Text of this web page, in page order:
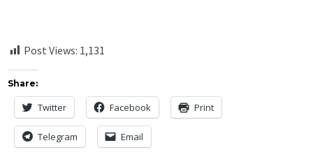
Post Views: 1,131
Share:
Twitter Facebook Print
Telegram Email